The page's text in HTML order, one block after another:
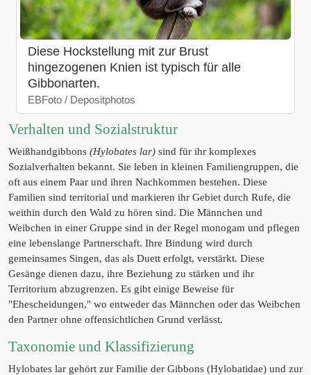
Diese Hockstellung mit zur Brust
hingezogenen Knien ist typisch für alle
Gibbonarten.
EBFoto / Depositphotos
Verhalten und Sozialstruktur
Weißhandgibbons (Hylobates lar) sind für ihr komplexes
Sozialverhalten bekannt. Sie leben in kleinen Familiengruppen, die
oft aus einem Paar und ihren Nachkommen bestehen. Diese
Familien sind territorial und markieren ihr Gebiet durch Rufe, die
weithin durch den Wald zu hören sind. Die Männchen und
Weibchen in einer Gruppe sind in der Regel monogam und pflegen
eine lebenslange Partnerschaft. Ihre Bindung wird durch
gemeinsames Singen, das als Duett erfolgt, verstärkt. Diese
Gesänge dienen dazu, ihre Beziehung zu stärken und ihr
Territorium abzugrenzen. Es gibt einige Beweise für
"Ehescheidungen," wo entweder das Männchen oder das Weibchen
den Partner ohne offensichtlichen Grund verlässt.
Taxonomie und Klassifizierung
Hylobates lar gehört zur Familie der Gibbons (Hylobatidae) und zur